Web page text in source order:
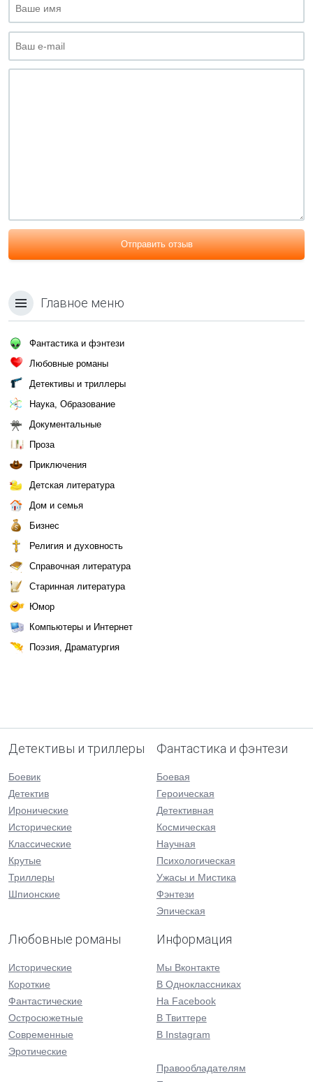
Отправить отзыв
Главное меню
Фантастика и фэнтези
Любовные романы
Детективы и триллеры
Наука, Образование
Документальные
Проза
Приключения
Детская литература
Дом и семья
Бизнес
Религия и духовность
Справочная литература
Старинная литература
Юмор
Компьютеры и Интернет
Поэзия, Драматургия
Детективы и триллеры
Боевик
Детектив
Иронические
Исторические
Классические
Крутые
Триллеры
Шпионские
Фантастика и фэнтези
Боевая
Героическая
Детективная
Космическая
Научная
Психологическая
Ужасы и Мистика
Фэнтези
Эпическая
Любовные романы
Исторические
Короткие
Фантастические
Остросюжетные
Современные
Эротические
Информация
Мы Вконтакте
В Одноклассниках
На Facebook
В Твиттере
В Instagram
Правообладателям